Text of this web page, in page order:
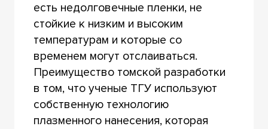
есть недолговечные пленки, не
стойкие к низким и высоким
температурам и которые со
временем могут отслаиваться.
Преимущество томской разработки
в том, что ученые ТГУ используют
собственную технологию
плазменного нанесения, которая